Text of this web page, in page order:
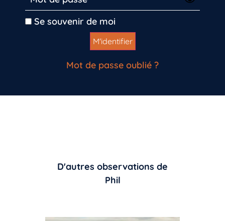
Se souvenir de moi
Mot de passe oublié ?
D'autres observations de
Phil